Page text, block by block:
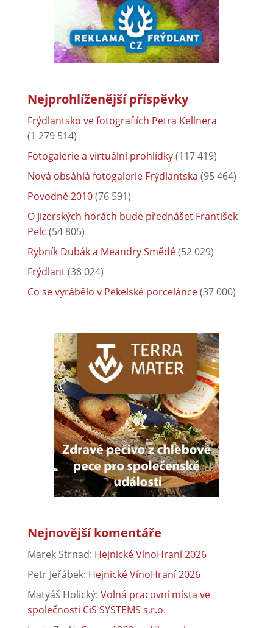
Nejprohlíženější příspěvky
Frýdlantsko ve fotografiích Petra Kellnera
(1 279 514)
Fotogalerie a virtuální prohlídky(117 419)
Nová obsáhlá fotogalerie Frýdlantska (95 464)
Povodně 2010(76 591)
O Jizerských horách bude přednášet František
Pelc (54 805)
Rybník Dubák a Meandry Smědé(52 029)
Frýdlant(38 024)
Co se vyrábělo v Pekelské porcelánce(37 000)
Nejnovější komentáře
Marek Strnad: Hejnické VínoHraní 2026
Petr Jeřábek: Hejnické VínoHraní 2026
Matyáš Holický: Volná pracovní místa ve
společnosti CiS SYSTEMS s.r.o.